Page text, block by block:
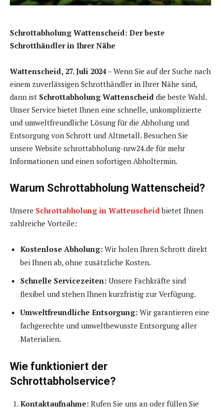
Schrottabholung Wattenscheid: Der beste
Schrotthändler in Ihrer Nähe
Wattenscheid, 27. Juli 2024 – Wenn Sie auf der Suche nach
einem zuverlässigen Schrotthändler in Ihrer Nähe sind,
dann ist Schrottabholung Wattenscheid die beste Wahl.
Unser Service bietet Ihnen eine schnelle, unkomplizierte
und umweltfreundliche Lösung für die Abholung und
Entsorgung von Schrott und Altmetall. Besuchen Sie
unsere Website schrottabholung-nrw24.de für mehr
Informationen und einen sofortigen Abholtermin.
Warum Schrottabholung Wattenscheid?
Unsere Schrottabholung in Wattenscheid bietet Ihnen
zahlreiche Vorteile:
Kostenlose Abholung: Wir holen Ihren Schrott direkt
bei Ihnen ab, ohne zusätzliche Kosten.
Schnelle Servicezeiten: Unsere Fachkräfte sind
flexibel und stehen Ihnen kurzfristig zur Verfügung.
Umweltfreundliche Entsorgung: Wir garantieren eine
fachgerechte und umweltbewusste Entsorgung aller
Materialien.
Wie funktioniert der
Schrottabholservice?
Kontaktaufnahme: Rufen Sie uns an oder füllen Sie